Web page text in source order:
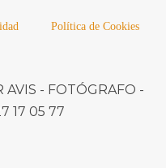
Política de Cookies
AVIS - FOTÓGRAFO -
17 05 77